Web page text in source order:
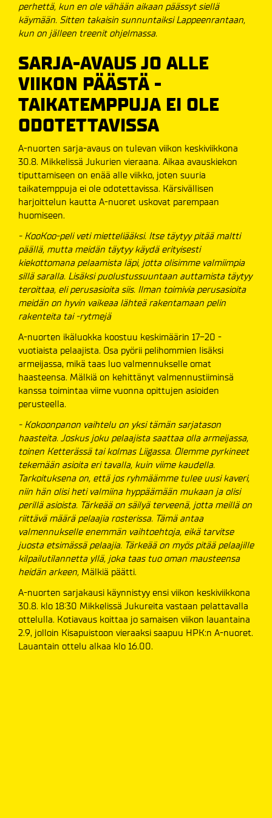
perhettä, kun en ole vähään aikaan päässyt siellä
käymään. Sitten takaisin sunnuntaiksi Lappeenrantaan,
kun on jälleen treenit ohjelmassa.
SARJA-AVAUS JO ALLE
VIIKON PÄÄSTÄ -
TAIKATEMPPUJA EI OLE
ODOTETTAVISSA
A-nuorten sarja-avaus on tulevan viikon keskiviikkona
30.8. Mikkelissä Jukurien vieraana. Aikaa avauskiekon
tiputtamiseen on enää alle viikko, joten suuria
taikatemppuja ei ole odotettavissa. Kärsivällisen
harjoittelun kautta A-nuoret uskovat parempaan
huomiseen.
- KooKoo-peli veti mietteliääksi. Itse täytyy pitää maltti
päällä, mutta meidän täytyy käydä erityisesti
kiekottomana pelaamista läpi, jotta olisimme valmiimpia
sillä saralla. Lisäksi puolustussuuntaan auttamista täytyy
teroittaa, eli perusasioita siis. Ilman toimivia perusasioita
meidän on hyvin vaikeaa lähteä rakentamaan pelin
rakenteita tai -rytmejä
A-nuorten ikäluokka koostuu keskimäärin 17-20 -
vuotiaista pelaajista. Osa pyörii pelihommien lisäksi
armeijassa, mikä taas luo valmennukselle omat
haasteensa. Mälkiä on kehittänyt valmennustiiminsä
kanssa toimintaa viime vuonna opittujen asioiden
perusteella.
- Kokoonpanon vaihtelu on yksi tämän sarjatason
haasteita. Joskus joku pelaajista saattaa olla armeijassa,
toinen Ketterässä tai kolmas Liigassa. Olemme pyrkineet
tekemään asioita eri tavalla, kuin viime kaudella.
Tarkoituksena on, että jos ryhmäämme tulee uusi kaveri,
niin hän olisi heti valmiina hyppäämään mukaan ja olisi
perillä asioista. Tärkeää on säilyä terveenä, jotta meillä on
riittävä määrä pelaajia rosterissa. Tämä antaa
valmennukselle enemmän vaihtoehtoja, eikä tarvitse
juosta etsimässä pelaajia. Tärkeää on myös pitää pelaajille
kilpailutilannetta yllä, joka taas tuo oman mausteensa
heidän arkeen, Mälkiä päätti.
A-nuorten sarjakausi käynnistyy ensi viikon keskiviikkona
30.8. klo 18:30 Mikkelissä Jukureita vastaan pelattavalla
ottelulla. Kotiavaus koittaa jo samaisen viikon lauantaina
2.9, jolloin Kisapuistoon vieraaksi saapuu HPK:n A-nuoret.
Lauantain ottelu alkaa klo 16.00.